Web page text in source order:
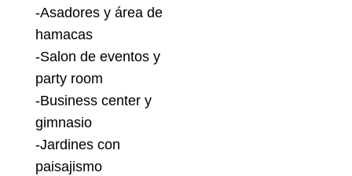
-Asadores y área de
hamacas
-Salon de eventos y
party room
-Business center y
gimnasio
-Jardines con
paisajismo